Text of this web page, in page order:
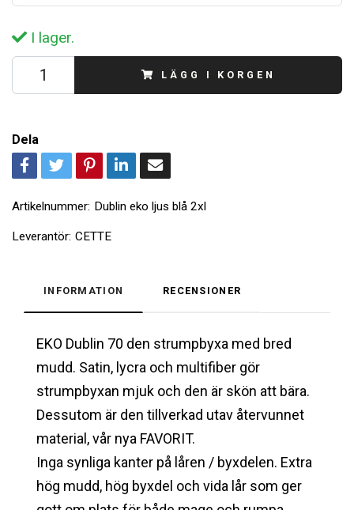
I lager.
LÄGG I KORGEN
Dela
Artikelnummer: Dublin eko ljus blå 2xl
Leverantör: CETTE
INFORMATION RECENSIONER
EKO Dublin 70 den strumpbyxa med bred
mudd. Satin, lycra och multifiber gör
strumpbyxan mjuk och den är skön att bära.
Dessutom är den tillverkad utav återvunnet
material, vår nya FAVORIT.
Inga synliga kanter på låren / byxdelen. Extra
hög mudd, hög byxdel och vida lår som ger